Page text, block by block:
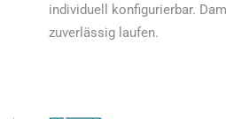
individuell konfigurierbar.
zuverlässig laufen.